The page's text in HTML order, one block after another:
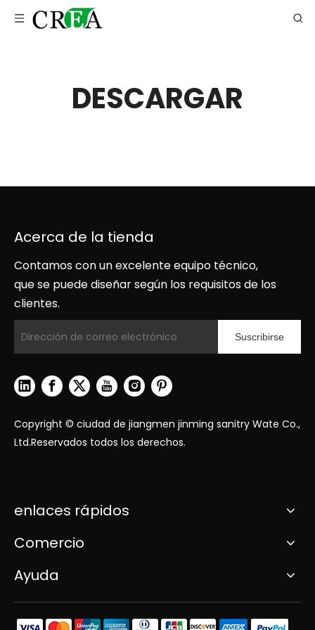
DESCARGAR
Acerca de la tienda
Contamos con un excelente equipo técnico,
que se puede diseñar según los requisitos de los
clientes.
Suscribirse
Copyright © ciudad de jiangmen jinming sanitry Wate Co.,
Ltd.Reservados todos los derechos.
enlaces rápidos
Comercio
Ayuda